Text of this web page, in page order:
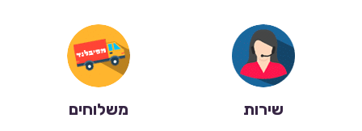
שירות משלוחים